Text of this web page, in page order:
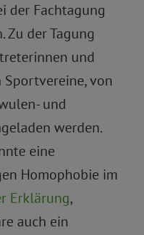
der Fachtagung
der Tagung
und
von
und
werden.
eine
Homophobie im
Erklärung,
auch ein